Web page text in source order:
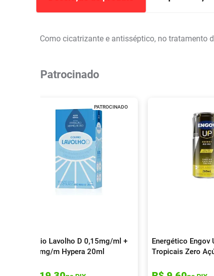
Como cicatrizante e antisséptico, no tratamento
Patrocinado
PATROCINADO
Colírio Lavolho D 0,15mg/ml +
0,30mg/m Hypera 20ml
Energético Engov
Tropicais Zero